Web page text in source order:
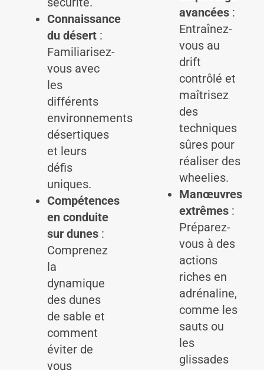
Connaissance
du désert :
Familiarisez-
vous avec
les
différents
environnements
désertiques
et leurs
défis
uniques.
Compétences
en conduite
sur dunes :
Comprenez
la
dynamique
des dunes
de sable et
comment
éviter de
vous
avancées :
Entraînez-
vous au
drift
contrôlé et
maîtrisez
des
techniques
sûres pour
réaliser des
wheelies.
Manœuvres
extrêmes :
Préparez-
vous à des
actions
riches en
adrénaline,
comme les
sauts ou
les
glissades